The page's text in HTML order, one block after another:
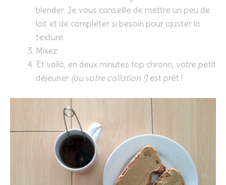
blender. Je vous conseille de mettre un peu de
lait et de compléter si besoin pour ajuster la
texture.
Mixez.
Et voilà, en deux minutes top chrono, votre petit
déjeuner (ou votre collation !)est prêt !